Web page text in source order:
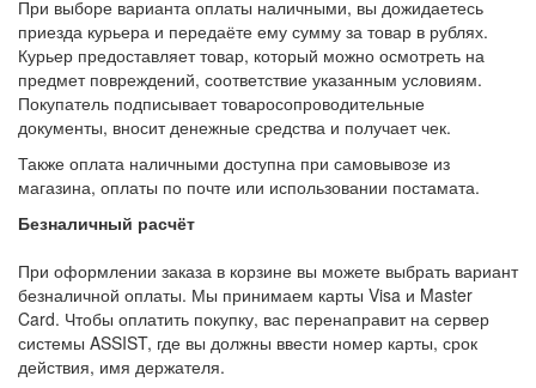
При выборе варианта оплаты наличными, вы дожидаетесь
приезда курьера и передаёте ему сумму за товар в рублях.
Курьер предоставляет товар, который можно осмотреть на
предмет повреждений, соответствие указанным условиям.
Покупатель подписывает товаросопроводительные
документы, вносит денежные средства и получает чек.
Также оплата наличными доступна при самовывозе из
магазина, оплаты по почте или использовании постамата.
Безналичный расчёт
При оформлении заказа в корзине вы можете выбрать вариант
безналичной оплаты. Мы принимаем карты Visa и Master
Card. Чтобы оплатить покупку, вас перенаправит на сервер
системы ASSIST, где вы должны ввести номер карты, срок
действия, имя держателя.